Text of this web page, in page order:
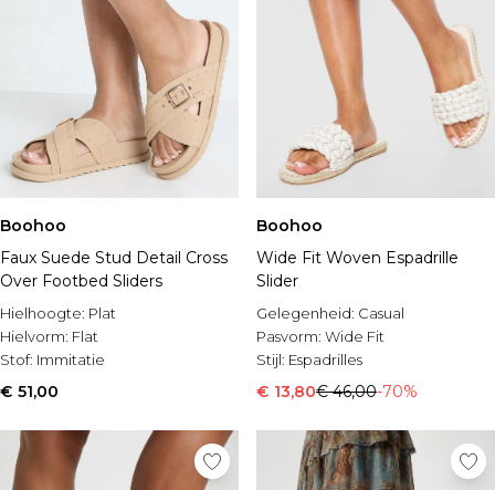
Boohoo
Faux Suede Stud Detail Cross
Over Footbed Sliders
Hielhoogte: Plat
Hielvorm: Flat
Stof: Immitatie
€ 51,00
Boohoo
Wide Fit Woven Espadrille
Slider
Gelegenheid: Casual
Pasvorm: Wide Fit
Stijl: Espadrilles
€ 13,80€ 46,00-70%